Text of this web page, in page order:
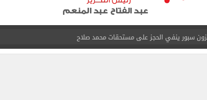
سبور ينفي الحجز على مستحقات محمد صلاح
كرة اليد يخسر أمام إسبانيا 27 - 26 فى نصف نهائى بطولة العالم